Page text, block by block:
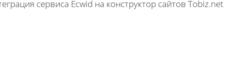
сервиса Ecwid на конструктор сайтов Tobiz.net